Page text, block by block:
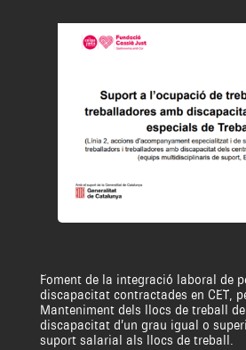
Foment de la integració laboral de
discapacitat contractades en CET,
Manteniment dels llocs de treball
discapacitat d’un grau igual o
suport salarial als llocs de treball.